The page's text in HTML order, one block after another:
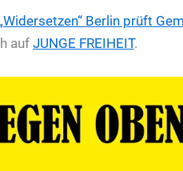
Berlin prüft
auf JUNGE FREIHEIT.